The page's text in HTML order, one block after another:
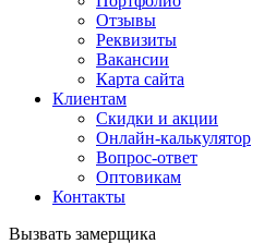
Отзывы
Реквизиты
Вакансии
Карта сайта
Клиентам
Скидки и акции
Онлайн-калькулятор
Вопрос-ответ
Оптовикам
Контакты
Вызвать замерщика